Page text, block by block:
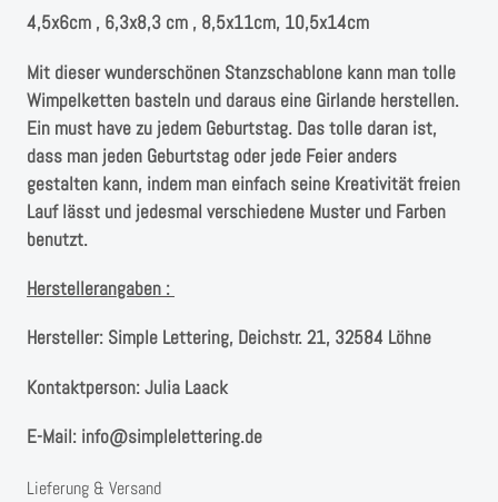
Kranzliebe
4,5x6cm , 6,3x8,3 cm , 8,5x11cm, 10,5x14cm
Mit dieser wunderschönen Stanzschablone kann man tolle
Wimpelketten basteln und daraus eine Girlande herstellen.
Ein must have zu jedem Geburtstag. Das tolle daran ist,
dass man jeden Geburtstag oder jede Feier anders
gestalten kann, indem man einfach seine Kreativität freien
Lauf lässt und jedesmal verschiedene Muster und Farben
benutzt.
Herstellerangaben :
Hersteller: Simple Lettering, Deichstr. 21, 32584 Löhne
Kontaktperson:Julia Laack
E-Mail: info@simplelettering.de
Lieferung & Versand